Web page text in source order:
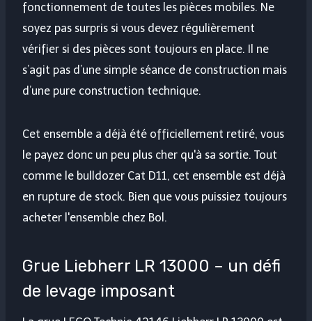
fonctionnement de toutes les pièces mobiles. Ne
soyez pas surpris si vous devez régulièrement
vérifier si des pièces sont toujours en place. Il ne
s’agit pas d’une simple séance de construction mais
d’une pure construction technique.
Cet ensemble a déjà été officiellement retiré, vous
le payez donc un peu plus cher qu'à sa sortie. Tout
comme le bulldozer Cat D11, cet ensemble est déjà
en rupture de stock. Bien que vous puissiez toujours
acheter l'ensemble chez Bol.
Grue Liebherr LR 13000 – un défi
de levage imposant